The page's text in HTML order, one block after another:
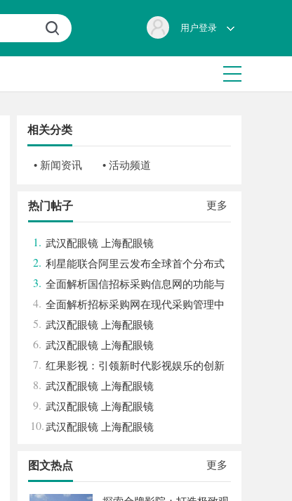
用户登录
相关分类
• 新闻资讯 • 活动频道
更多
热门帖子
1. 武汉配眼镜 上海配眼镜
2. 利星能联合阿里云发布全球首个分布式
算电协同解决方案
3. 全面解析国信招标采购信息网的功能与
优势
4. 全面解析招标采购网在现代采购管理中
的重要作用与应用
5. 武汉配眼镜 上海配眼镜
6. 武汉配眼镜 上海配眼镜
7. 红果影视：引领新时代影视娱乐的创新
与变革
8. 武汉配眼镜 上海配眼镜
9. 武汉配眼镜 上海配眼镜
10.武汉配眼镜 上海配眼镜
更多
图文热点